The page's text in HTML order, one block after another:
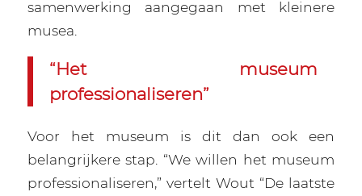
samenwerking aangegaan met kleinere
musea.
“Het museum
professionaliseren”
Voor het museum is dit dan ook een
belangrijkere stap. “We willen het museum
professionaliseren,” vertelt Wout “De laatste